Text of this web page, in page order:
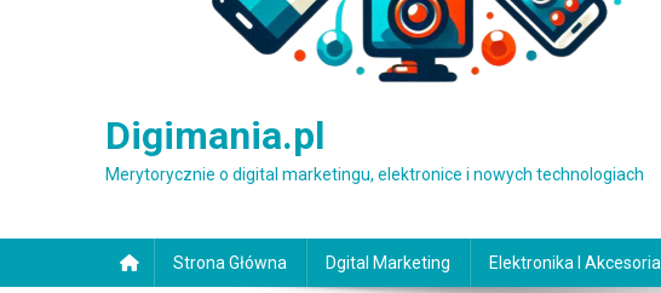
Digimania.pl
Merytorycznie o digital marketingu, elektronice i nowych technologiach
Strona Główna Dgital Marketing Elektronika I Akcesoria